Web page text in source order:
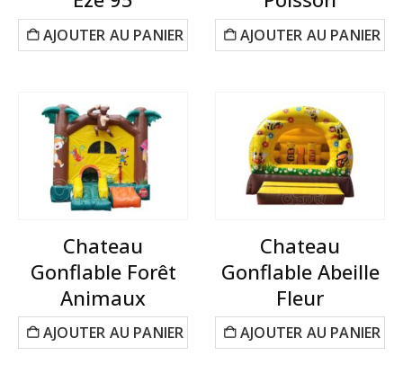
AJOUTER AU PANIER AJOUTER AU PANIER
Chateau
Gonflable Forêt
Animaux
AJOUTER AU PANIER
Chateau
Gonflable Abeille
Fleur
AJOUTER AU PANIER